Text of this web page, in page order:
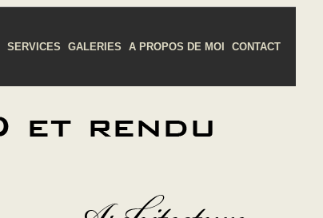
SERVICES GALERIES A PROPOS DE MOI CONTACT